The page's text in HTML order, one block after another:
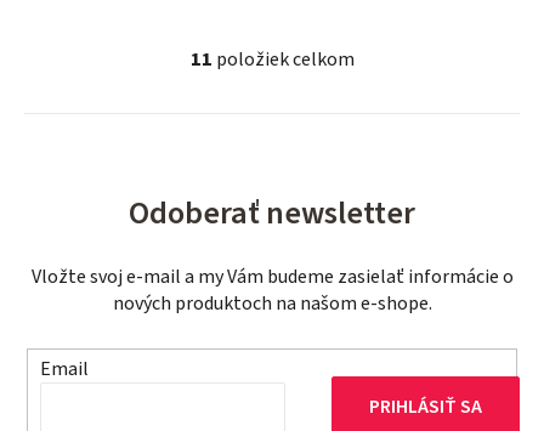
O
a
i
e
v
11 položiek celkom
Odoberať newsletter
Vložte svoj e-mail a my Vám budeme zasielať informácie o
nových produktoch na našom e-shope.
Email
PRIHLÁSIŤ SA